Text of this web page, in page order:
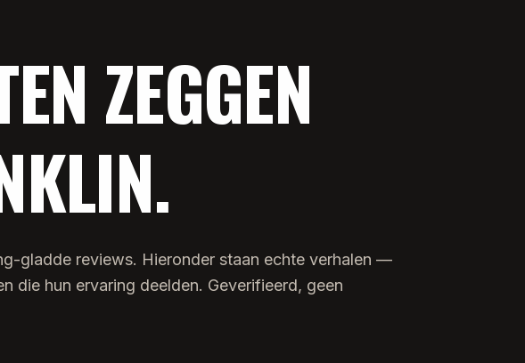
ZEGGEN
gladde reviews. Hieronder staan echte verhalen —
die hun ervaring deelden. Geverifieerd, geen